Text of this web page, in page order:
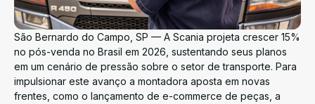
São Bernardo do Campo, SP — A Scania projeta crescer 15%
no pós-venda no Brasil em 2026, sustentando seus planos
em um cenário de pressão sobre o setor de transporte. Para
impulsionar este avanço a montadora aposta em novas
frentes, como o lançamento de e-commerce de peças, a